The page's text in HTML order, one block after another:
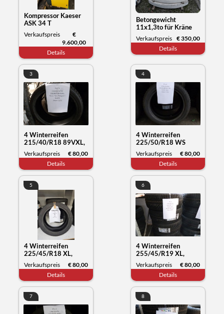
Kompressor Kaeser
ASK 34 T
Verkaufspreis
€
9.600,00
Details
Betongewicht
11x1,3to für Kräne
oder anderes
Verkaufspreis € 350,00
Details
3
4 Winterreifen
215/40/R18 89VXL,
Nexen Tyre Winguard
Sport2, Datum 15/22
Verkaufspreis
€ 80,00
Details
4
4 Winterreifen
225/50/R18 WS
71XL, Kumho Tyre,
Datum, 37/22
Verkaufspreis
€ 80,00
Details
5
4 Winterreifen
225/45/R18 XL,
Kumho Tyre
Wintercraft WP52,
Datum 19/23
Verkaufspreis
€ 80,00
Details
6
4 Winterreifen
255/45/R19 XL,
Kumho Tyre
Wintercraft WP72,
Datum 30/23
Verkaufspreis
€ 80,00
Details
7 8